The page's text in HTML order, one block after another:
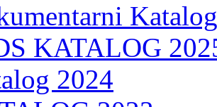
Katalog
KATALOG
2024